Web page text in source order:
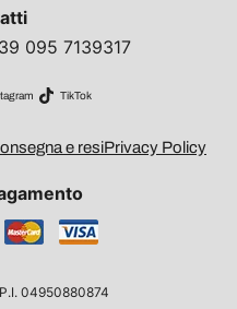
095 7139317
TikTok
e resiPrivacy Policy
04950880874